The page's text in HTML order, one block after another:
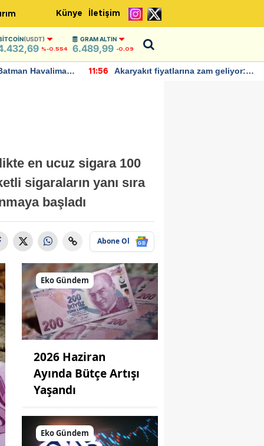
Künye İletişim
(USDT)
%-0.554
GRAM ALTIN
6.489,99 -0,09
zam geliyor:
22:37
IMF, Birleşik Krallık ekonomisinin
en ucuz sigara 100
sigaraların yanı sıra
başladı
Abone Ol
Eko Gündem
2026 Haziran
Ayında Bütçe Artışı
Yaşandı
Eko Gündem